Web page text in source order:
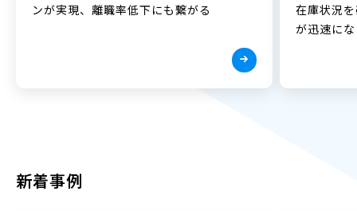
ンが実現、離職率低下にも繋がる
在庫状況
が迅速に
新着事例